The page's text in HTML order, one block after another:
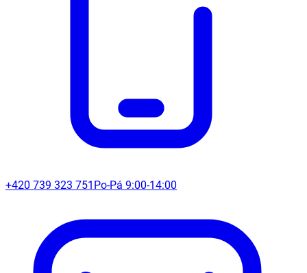
+420 739 323 751 Po-Pá 9:00-14:00